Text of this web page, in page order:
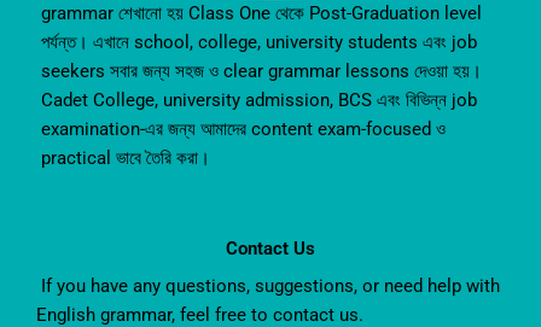
grammar শেখানো হয় Class One থেকে Post-Graduation level
পর্যন্ত। এখানে school, college, university students এবং job
seekers সবার জন্য সহজ ও clear grammar lessons দেওয়া হয়।
Cadet College, university admission, BCS এবং বিভিন্ন job
examination-এর জন্য আমাদের content exam-focused ও
practical ভাবে তৈরি করা।
Contact Us
If you have any questions, suggestions, or need help with
English grammar, feel free to contact us.